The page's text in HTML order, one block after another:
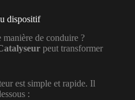
dispositif
de conduire ?
peut transformer
est simple et rapide. Il
: